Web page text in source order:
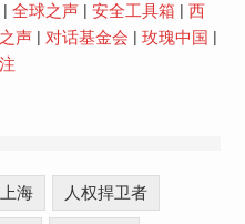
全球之声| 安全工具箱
西
声| 对话基金会 玫瑰中国
上海 人权捍卫者